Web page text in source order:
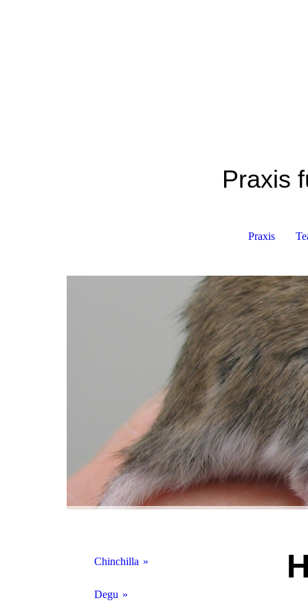
Praxis
Praxis
Chinchilla
Physiologie
Degu